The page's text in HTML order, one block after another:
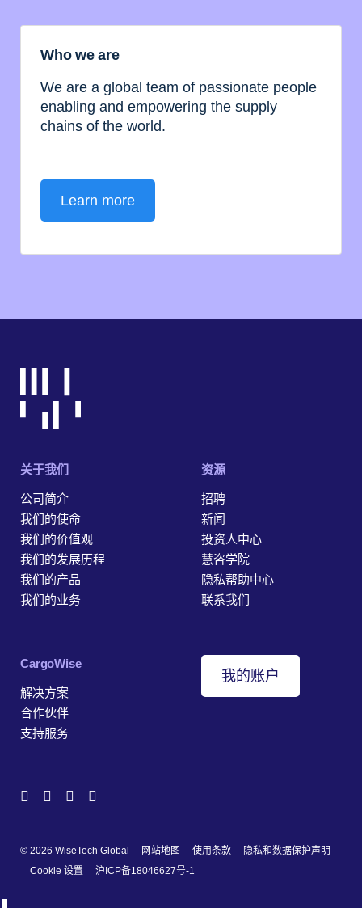
Who we are
We are a global team of passionate people
enabling and empowering the supply
chains of the world.
Learn more
关于我们
公司简介
我们的使命
我们的价值观
我们的发展历程
我们的产品
我们的业务
资源
招聘
新闻
投资人中心
慧咨学院
隐私帮助中心
联系我们
‎CargoWise
解决方案
合作伙伴
支持服务
我的账户
© 2026 WiseTech Global 网站地图 使用条款
隐私和数据保护声明
Cookie 设置
沪ICP备18046627号-1